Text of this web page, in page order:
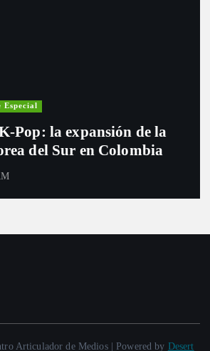
Especial
Pop: la expansión de la
del Sur en Colombia
Articulador de Medios | Powered by Desert